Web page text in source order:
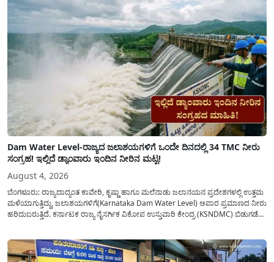
Dam Water Level-ರಾಜ್ಯದ ಜಲಾಶಯಗಳಿಗೆ ಒಂದೇ ದಿನದಲ್ಲಿ 34 TMC ನೀರು
ಸಂಗ್ರಹ! ಇಲ್ಲಿದೆ ಡ್ಯಾಂವಾರು ಇಂದಿನ ನೀರಿನ ಮಟ್ಟ!
August 4, 2026
ಬೆಂಗಳೂರು: ರಾಜ್ಯದಾದ್ಯಂತ ಕಾವೇರಿ, ಕೃಷ್ಣಾ ಹಾಗೂ ಮಲೆನಾಡು ಜಲಾನಯನ ಪ್ರದೇಶಗಳಲ್ಲಿ ಉತ್ತಮ
ಮಳೆಯಾಗುತ್ತಿದ್ದು, ಜಲಾಶಯಗಳಿಗೆ(Karnataka Dam Water Level) ಅಪಾರ ಪ್ರಮಾಣದ ನೀರು
ಹರಿದುಬರುತ್ತಿದೆ. ಕರ್ನಾಟಕ ರಾಜ್ಯ ನೈಸರ್ಗಿಕ ವಿಕೋಪ ಉಸ್ತುವಾರಿ ಕೇಂದ್ರ (KSNDMC) ಬಿಡುಗಡೆ